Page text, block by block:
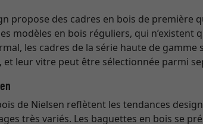
propose des cadres en bois de première
modèles en bois réguliers, qui n’existent
les cadres de la série haute de
leur vitre peut être sélectionnée parmi
de Nielsen reflètent les tendances
très variés. Les baguettes en bois se